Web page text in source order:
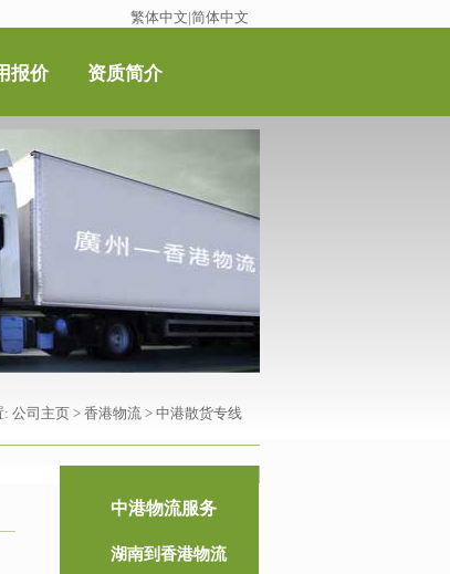
繁体中文|简体中文
报价 资质简介
: 公司主页 > 香港物流 > 中港散货专线
中港物流服务
湖南到香港物流